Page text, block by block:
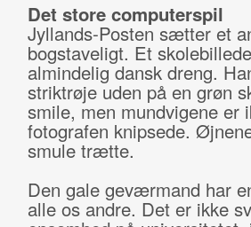
Det store computerspil
Jyllands-Posten sætter et
bogstaveligt. Et
almindelig dansk dreng.
striktrøje uden på en grøn
smile, men mundvigene er
fotografen knipsede.
smule trætte.
Den gale geværmand har
alle os andre. Det er ikke